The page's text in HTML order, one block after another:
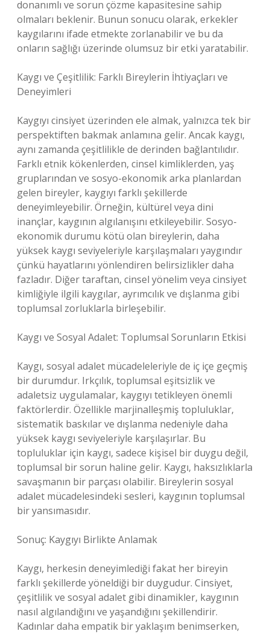
donanımlı ve sorun çözme kapasitesine sahip
olmaları beklenir. Bunun sonucu olarak, erkekler
kaygılarını ifade etmekte zorlanabilir ve bu da
onların sağlığı üzerinde olumsuz bir etki yaratabilir.
Kaygı ve Çeşitlilik: Farklı Bireylerin İhtiyaçları ve
Deneyimleri
Kaygıyı cinsiyet üzerinden ele almak, yalnızca tek bir
perspektiften bakmak anlamına gelir. Ancak kaygı,
aynı zamanda çeşitlilikle de derinden bağlantılıdır.
Farklı etnik kökenlerden, cinsel kimliklerden, yaş
gruplarından ve sosyo-ekonomik arka planlardan
gelen bireyler, kaygıyı farklı şekillerde
deneyimleyebilir. Örneğin, kültürel veya dini
inançlar, kaygının algılanışını etkileyebilir. Sosyo-
ekonomik durumu kötü olan bireylerin, daha
yüksek kaygı seviyeleriyle karşılaşmaları yaygındır
çünkü hayatlarını yönlendiren belirsizlikler daha
fazladır. Diğer taraftan, cinsel yönelim veya cinsiyet
kimliğiyle ilgili kaygılar, ayrımcılık ve dışlanma gibi
toplumsal zorluklarla birleşebilir.
Kaygı ve Sosyal Adalet: Toplumsal Sorunların Etkisi
Kaygı, sosyal adalet mücadeleleriyle de iç içe geçmiş
bir durumdur. Irkçılık, toplumsal eşitsizlik ve
adaletsiz uygulamalar, kaygıyı tetikleyen önemli
faktörlerdir. Özellikle marjinalleşmiş topluluklar,
sistematik baskılar ve dışlanma nedeniyle daha
yüksek kaygı seviyeleriyle karşılaşırlar. Bu
topluluklar için kaygı, sadece kişisel bir duygu değil,
toplumsal bir sorun haline gelir. Kaygı, haksızlıklarla
savaşmanın bir parçası olabilir. Bireylerin sosyal
adalet mücadelesindeki sesleri, kaygının toplumsal
bir yansımasıdır.
Sonuç: Kaygıyı Birlikte Anlamak
Kaygı, herkesin deneyimlediği fakat her bireyin
farklı şekillerde yöneldiği bir duygudur. Cinsiyet,
çeşitlilik ve sosyal adalet gibi dinamikler, kaygının
nasıl algılandığını ve yaşandığını şekillendirir.
Kadınlar daha empatik bir yaklaşım benimserken,